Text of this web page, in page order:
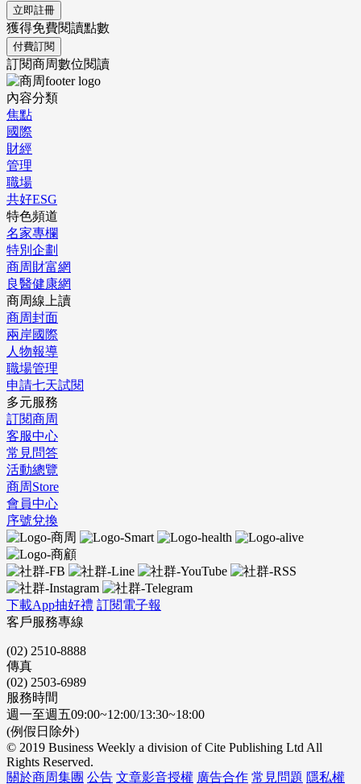
立即註冊
獲得免費閱讀點數
付費訂閱
訂閱商周數位閱讀
內容分類
焦點
國際
財經
管理
職場
共好ESG
特色頻道
名家專欄
特別企劃
商周財富網
良醫健康網
商周線上讀
商周封面
兩岸國際
人物報導
職場管理
申請七天試閱
多元服務
訂閱商周
客服中心
常見問答
活動總覽
商周Store
會員中心
序號兌換
下載App抽好禮 訂閱電子報
客戶服務專線
(02) 2510-8888
傳真
(02) 2503-6989
服務時間
週一至週五09:00~12:00/13:30~18:00
(例假日除外)
© 2019 Business Weekly a division of Cite Publishing Ltd All
Rights Reserved.
關於商周集團 公告 文章影音授權 廣告合作 常見問題 隱私權